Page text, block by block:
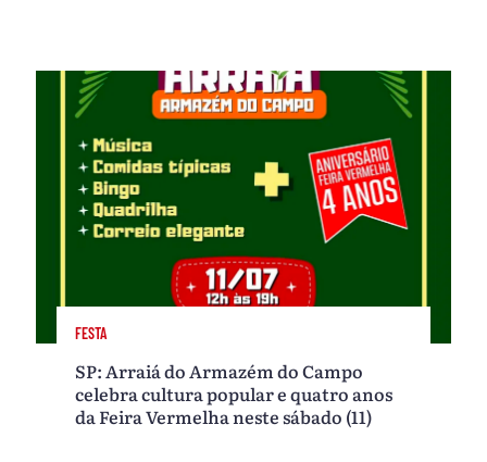
FESTA
SP: Arraiá do Armazém do Campo
celebra cultura popular e quatro anos
da Feira Vermelha neste sábado (11)